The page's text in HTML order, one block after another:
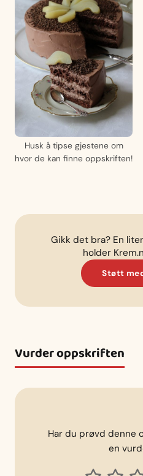
Husk å tipse gjestene om
hvor de kan finne oppskriften!
Gikk det bra? En
holder
Støtt
Vurder oppskriften
Har du prøvd denne
en